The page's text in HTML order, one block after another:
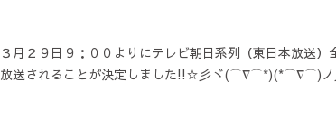
３月２９日９：００よりにテレビ朝日系列（東日本放送）
放送されることが決定しました!!☆彡ヾ(⌒∇⌒*)(*⌒∇⌒)